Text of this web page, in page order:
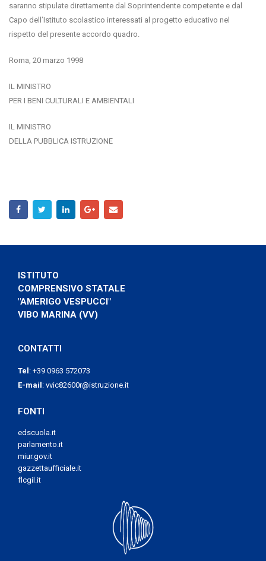
saranno stipulate direttamente dal Soprintendente competente e dal
Capo dell’Istituto scolastico interessati al progetto educativo nel
rispetto del presente accordo quadro.
Roma, 20 marzo 1998
IL MINISTRO
PER I BENI CULTURALI E AMBIENTALI
IL MINISTRO
DELLA PUBBLICA ISTRUZIONE
ISTITUTO
COMPRENSIVO STATALE
"AMERIGO VESPUCCI"
VIBO MARINA (VV)
CONTATTI
Tel : +39 0963 572073
E-mail : vvic82600r@istruzione.it
FONTI
edscuola.it
parlamento.it
miur.gov.it
gazzettaufficiale.it
flcgil.it